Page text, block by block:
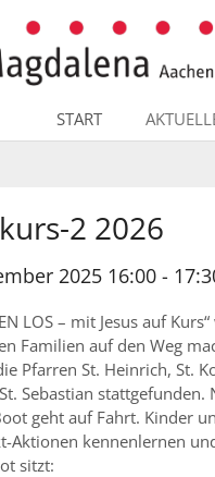
START
2 2026
2025 16:00 -
LOS – mit Jesus auf
Familien auf den Weg
Pfarren St. Heinrich, St.
Sebastian
geht auf Fahrt. Kinder
Aktionen kennenlernen
sitzt: